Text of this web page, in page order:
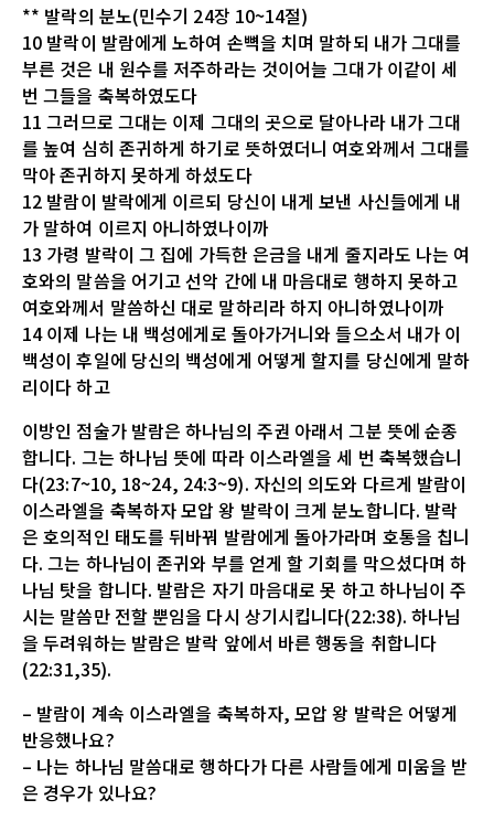
** 발락의 분노(민수기 24장 10~14절)
10 발락이 발람에게 노하여 손뼉을 치며 말하되 내가 그대를
부른 것은 내 원수를 저주하라는 것이어늘 그대가 이같이 세
번 그들을 축복하였도다
11 그러므로 그대는 이제 그대의 곳으로 달아나라 내가 그대
를 높여 심히 존귀하게 하기로 뜻하였더니 여호와께서 그대를
막아 존귀하지 못하게 하셨도다
12 발람이 발락에게 이르되 당신이 내게 보낸 사신들에게 내
가 말하여 이르지 아니하였나이까
13 가령 발락이 그 집에 가득한 은금을 내게 줄지라도 나는 여
호와의 말씀을 어기고 선악 간에 내 마음대로 행하지 못하고
여호와께서 말씀하신 대로 말하리라 하지 아니하였나이까
14 이제 나는 내 백성에게로 돌아가거니와 들으소서 내가 이
백성이 후일에 당신의 백성에게 어떻게 할지를 당신에게 말하
리이다 하고
이방인 점술가 발람은 하나님의 주권 아래서 그분 뜻에 순종
합니다. 그는 하나님 뜻에 따라 이스라엘을 세 번 축복했습니
다(23:7~10, 18~24, 24:3~9). 자신의 의도와 다르게 발람이
이스라엘을 축복하자 모압 왕 발락이 크게 분노합니다. 발락
은 호의적인 태도를 뒤바꿔 발람에게 돌아가라며 호통을 칩니
다. 그는 하나님이 존귀와 부를 얻게 할 기회를 막으셨다며 하
나님 탓을 합니다. 발람은 자기 마음대로 못 하고 하나님이 주
시는 말씀만 전할 뿐임을 다시 상기시킵니다(22:38). 하나님
을 두려워하는 발람은 발락 앞에서 바른 행동을 취합니다
(22:31,35).
– 발람이 계속 이스라엘을 축복하자, 모압 왕 발락은 어떻게
반응했나요?
– 나는 하나님 말씀대로 행하다가 다른 사람들에게 미움을 받
은 경우가 있나요?